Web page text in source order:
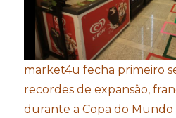
market4u fecha primeiro
recordes de expansão,
durante a Copa do Mundo